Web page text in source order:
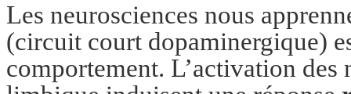
Les neurosciences nous
(circuit court dopaminergique)
comportement. L’activation